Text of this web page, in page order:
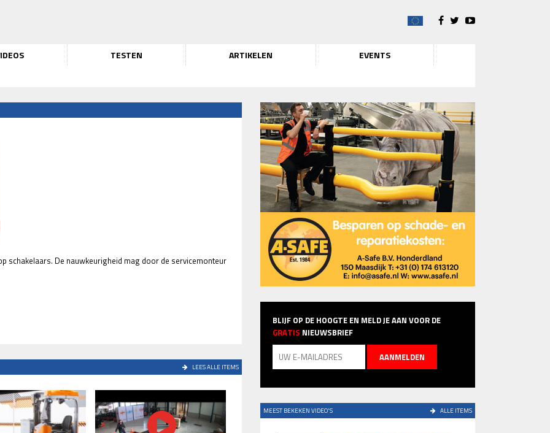
TESTEN ARTIKELEN EVENTS
schakelaars. De nauwkeurigheid mag door de servicemonteur
LEES ALLE ITEMS
BLIJF OP DE HOOGTE EN MELD JE AAN VOOR DE
GRATIS NIEUWSBRIEF
MEEST BEKEKEN VIDEO'S ALLE ITEMS